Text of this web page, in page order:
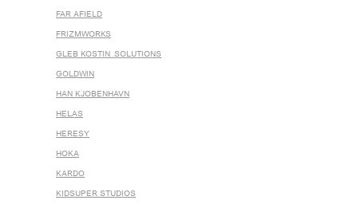
FAR AFIELD
FRIZMWORKS
GLEB KOSTIN .SOLUTIONS
GOLDWIN
HAN KJOBENHAVN
HELAS
HERESY
HOKA
KARDO
KIDSUPER STUDIOS